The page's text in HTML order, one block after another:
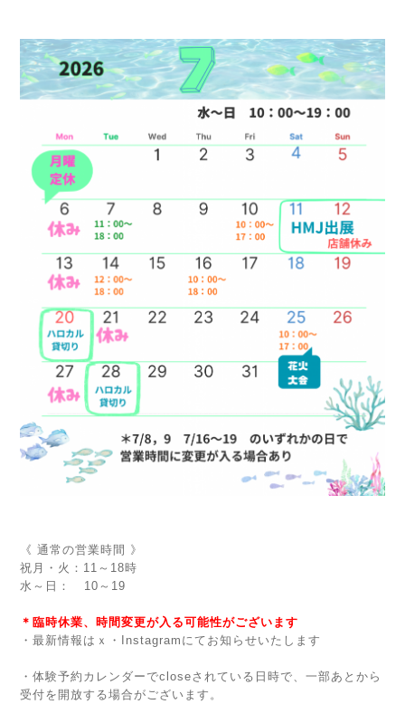
《 通常の営業時間 》
祝月・火：11～18時
水～日： 10～19
＊臨時休業、時間変更が入る可能性がございます
・最新情報はｘ・Instagramにてお知らせいたします
・体験予約カレンダーでcloseされている日時で、一部あとから
受付を開放する場合がございます。